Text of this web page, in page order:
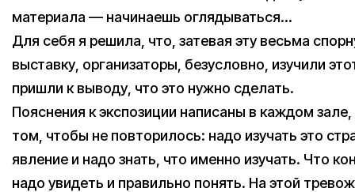
материала — начинаешь оглядываться…
Для себя я решила, что, затевая эту весьма
выставку, организаторы, безусловно, изучили
пришли к выводу, что это нужно сделать.
Пояснения к экспозиции написаны в каждом зале,
том, чтобы не повторилось: надо изучать это
явление и надо знать, что именно изучать. Что
надо увидеть и правильно понять. На этой